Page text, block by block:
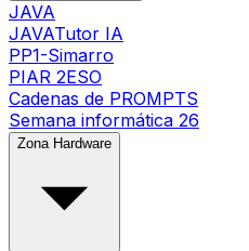
JAVA
JAVATutor IA
PP1-Simarro
PIAR 2ESO
Cadenas de PROMPTS
Semana informática 26
Zona Hardware